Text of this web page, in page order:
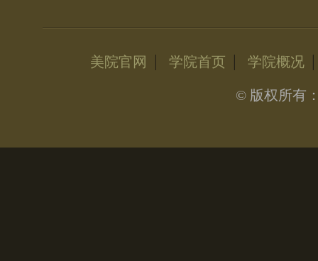
美院官网 | 学院首页 | 学院概况
© 版权所有